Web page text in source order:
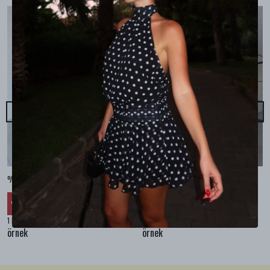
%100 KETEN CEPLİ ŞALVAR PANTOLON - Bej
%
₺ 2,299.99
1 Renk 4 Beden
örnek
%100 KETEN SALAŞ GÖMLEK - Bej
₺ 2,099.99
₺ 1,469.99
1 Renk 4 Beden
örnek